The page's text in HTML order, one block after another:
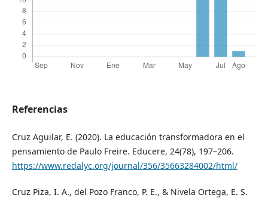
Referencias
Cruz Aguilar, E. (2020). La educación transformadora en el
pensamiento de Paulo Freire. Educere, 24(78), 197–206.
https://www.redalyc.org/journal/356/35663284002/html/
Cruz Piza, I. A., del Pozo Franco, P. E., & Nivela Ortega, E. S.